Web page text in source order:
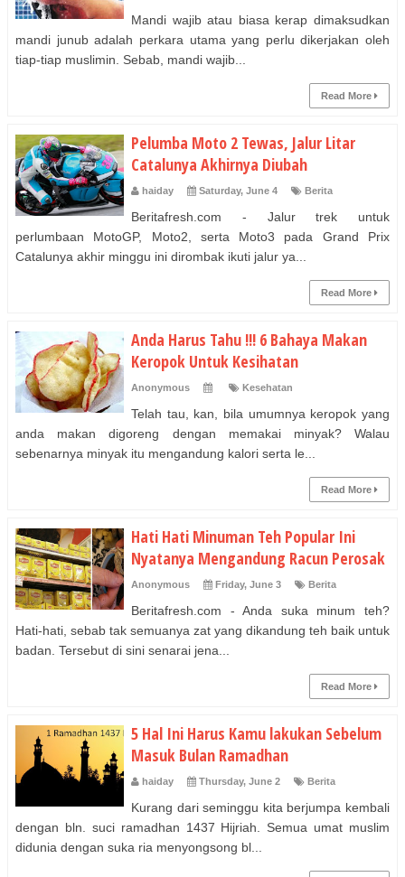
Mandi wajib atau biasa kerap dimaksudkan
mandi junub adalah perkara utama yang perlu dikerjakan oleh
tiap-tiap muslimin. Sebab, mandi wajib...
Read More
Pelumba Moto 2 Tewas, Jalur Litar
Catalunya Akhirnya Diubah
haiday Saturday, June 4 Berita
Beritafresh.com - Jalur trek untuk
perlumbaan MotoGP, Moto2, serta Moto3 pada Grand Prix
Catalunya akhir minggu ini dirombak ikuti jalur ya...
Read More
Anda Harus Tahu !!! 6 Bahaya Makan
Keropok Untuk Kesihatan
Anonymous Kesehatan
Telah tau, kan, bila umumnya keropok yang
anda makan digoreng dengan memakai minyak? Walau
sebenarnya minyak itu mengandung kalori serta le...
Read More
Hati Hati Minuman Teh Popular Ini
Nyatanya Mengandung Racun Perosak
Anonymous Friday, June 3 Berita
Beritafresh.com - Anda suka minum teh?
Hati-hati, sebab tak semuanya zat yang dikandung teh baik untuk
badan. Tersebut di sini senarai jena...
Read More
5 Hal Ini Harus Kamu lakukan Sebelum
Masuk Bulan Ramadhan
haiday Thursday, June 2 Berita
Kurang dari seminggu kita berjumpa kembali
dengan bln. suci ramadhan 1437 Hijriah. Semua umat muslim
didunia dengan suka ria menyongsong bl...